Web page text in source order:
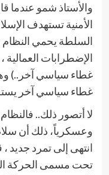
والأستاذ شمو عندما
الأمنية تستهدف
السلطة يحمي النظام
الإضطرابات العمالية
غطاء سياسي آخر..)
غطاء سياسي آخر
لا أتصور ذلك..
انتهى إلى تمرد جديد
تحت مسمى الحركة